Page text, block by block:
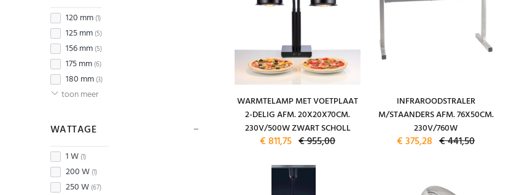
120 mm (1)
125 mm (5)
156 mm (5)
175 mm (6)
180 mm (3)
toon meer
WATTAGE
1 W (1)
200 W (1)
250 W (67)
WARMTELAMP MET VOETPLAAT
2-DELIG AFM. 20X20X70CM.
230V/500W ZWART SCHOLL
€ 811,75 € 955,00
INFRAROODSTRALER
M/STAANDERS AFM. 76X50CM.
230V/760W
€ 375,28 € 441,50